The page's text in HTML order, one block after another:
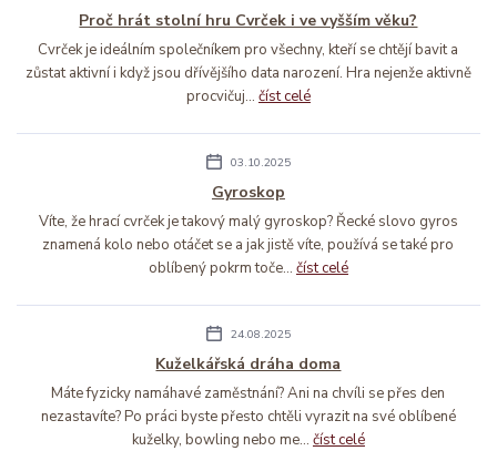
Proč hrát stolní hru Cvrček i ve vyšším věku?
Cvrček je ideálním společníkem pro všechny, kteří se chtějí bavit a
zůstat aktivní i když jsou dřívějšího data narození. Hra nejenže aktivně
procvičuj... číst celé
03.10.2025
Gyroskop
Víte, že hrací cvrček je takový malý gyroskop? Řecké slovo gyros
znamená kolo nebo otáčet se a jak jistě víte, používá se také pro
oblíbený pokrm toče... číst celé
24.08.2025
Kuželkářská dráha doma
Máte fyzicky namáhavé zaměstnání? Ani na chvíli se přes den
nezastavíte? Po práci byste přesto chtěli vyrazit na své oblíbené
kuželky, bowling nebo me... číst celé